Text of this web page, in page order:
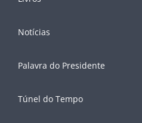
Notícias
Palavra do Presidente
Túnel do Tempo